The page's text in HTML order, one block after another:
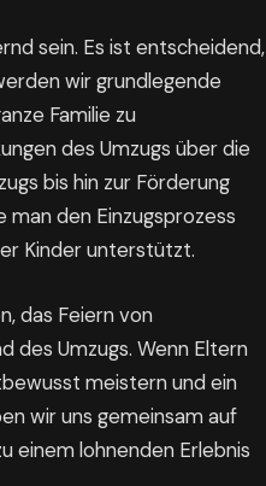
sein. Es ist entscheidend,
wir grundlegende
Familie zu
des Umzugs über die
bis hin zur Förderung
den Einzugsprozess
Kinder unterstützt.
das Feiern von
des Umzugs. Wenn Eltern
meistern und ein
wir uns gemeinsam auf
einem lohnenden Erlebnis